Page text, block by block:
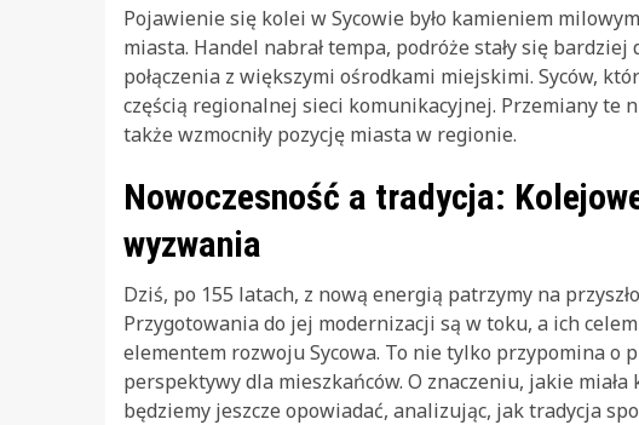
Pojawienie się kolei w Sycowie było kamieniem
miasta. Handel nabrał tempa, podróże stały się
połączenia z większymi ośrodkami miejskimi. Syców,
częścią regionalnej sieci komunikacyjnej. Przemiany te
także wzmocniły pozycję miasta w regionie.
Nowoczesność a tradycja:
wyzwania
Dziś, po 155 latach, z nową energią patrzymy na
Przygotowania do jej modernizacji są w toku, a ich
elementem rozwoju Sycowa. To nie tylko przypomina o
perspektywy dla mieszkańców. O znaczeniu, jakie
będziemy jeszcze opowiadać, analizując, jak tradycja